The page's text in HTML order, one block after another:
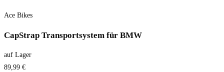
Ace Bikes
CapStrap Transportsystem für BMW
auf Lager
89,99 €